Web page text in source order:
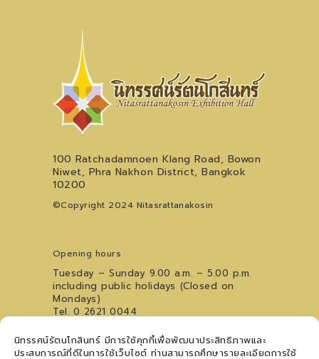
นิทรรศน์รัตนโกสินทร์ มีการใช้คุกกี้เพื่อพัฒนาประสิทธิภาพและ
ประสบการณ์ที่ดีในการใช้เว็บไซต์ ท่านสามารถศึกษารายละเอียดการใช้
100 Ratchadamnoen Klang Road, Bowon
Niwet, Phra Nakhon District, Bangkok
10200
©Copyright 2024 Nitasrattanakosin
Opening hours
Tuesday – Sunday 9.00 a.m. – 5.00 p.m.
including public holidays (Closed on
Mondays)
Tel. 0 2621 0044
For inquiries regarding the Youth Art
Performance Stage, please contact09